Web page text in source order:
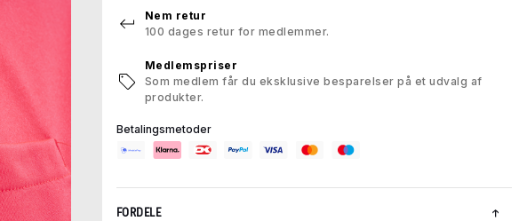
Nem retur
100 dages retur for medlemmer.
Medlemspriser
Som medlem får du eksklusive besparelser på et udvalg af
produkter.
Betalingsmetoder
FORDELE